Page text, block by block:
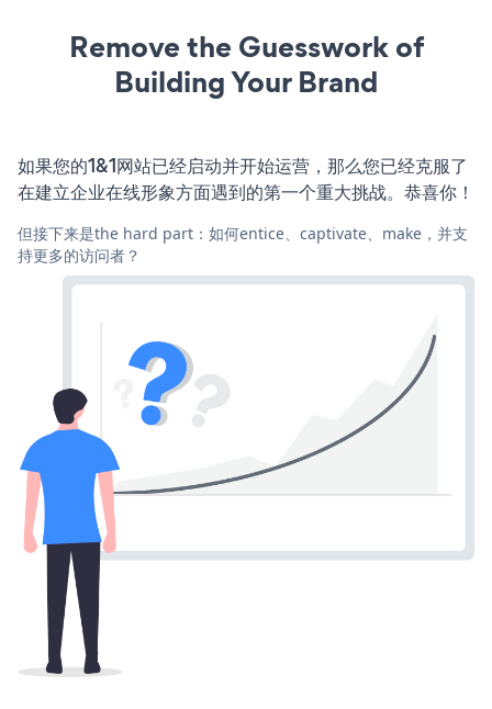
Remove the Guesswork of
Building Your Brand
如果您的1&1网站已经启动并开始运营，那么您已经克服了
在建立企业在线形象方面遇到的第一个重大挑战。恭喜你！
但接下来是the hard part：如何entice、captivate、make，并支
持更多的访问者？